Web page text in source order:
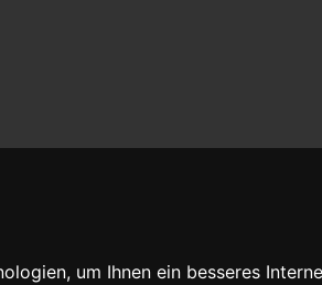
um Ihnen ein besseres